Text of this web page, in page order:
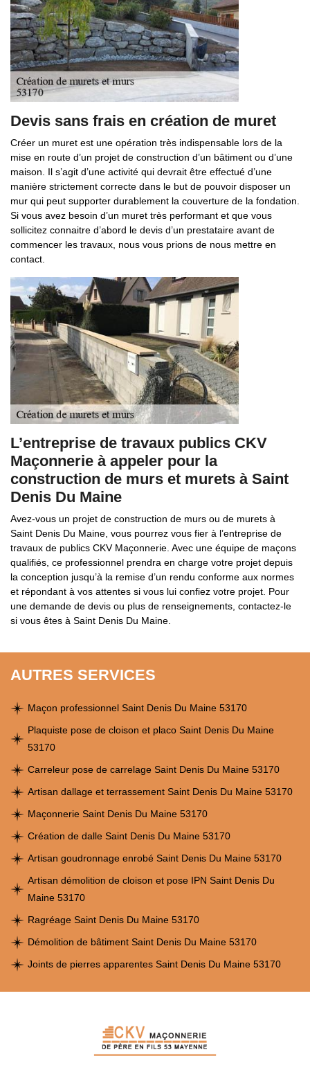
Devis sans frais en création de muret
Créer un muret est une opération très indispensable lors de la
mise en route d’un projet de construction d’un bâtiment ou d’une
maison. Il s’agit d’une activité qui devrait être effectué d’une
manière strictement correcte dans le but de pouvoir disposer un
mur qui peut supporter durablement la couverture de la fondation.
Si vous avez besoin d’un muret très performant et que vous
sollicitez connaitre d’abord le devis d’un prestataire avant de
commencer les travaux, nous vous prions de nous mettre en
contact.
L’entreprise de travaux publics CKV
Maçonnerie à appeler pour la
construction de murs et murets à Saint
Denis Du Maine
Avez-vous un projet de construction de murs ou de murets à
Saint Denis Du Maine, vous pourrez vous fier à l’entreprise de
travaux de publics CKV Maçonnerie. Avec une équipe de maçons
qualifiés, ce professionnel prendra en charge votre projet depuis
la conception jusqu’à la remise d’un rendu conforme aux normes
et répondant à vos attentes si vous lui confiez votre projet. Pour
une demande de devis ou plus de renseignements, contactez-le
si vous êtes à Saint Denis Du Maine.
AUTRES SERVICES
Maçon professionnel Saint Denis Du Maine 53170
Plaquiste pose de cloison et placo Saint Denis Du Maine
53170
Carreleur pose de carrelage Saint Denis Du Maine 53170
Artisan dallage et terrassement Saint Denis Du Maine 53170
Maçonnerie Saint Denis Du Maine 53170
Création de dalle Saint Denis Du Maine 53170
Artisan goudronnage enrobé Saint Denis Du Maine 53170
Artisan démolition de cloison et pose IPN Saint Denis Du
Maine 53170
Ragréage Saint Denis Du Maine 53170
Démolition de bâtiment Saint Denis Du Maine 53170
Joints de pierres apparentes Saint Denis Du Maine 53170